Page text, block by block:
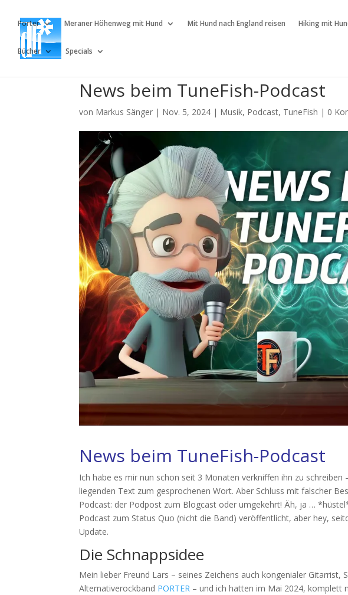
Porter Meraner Höhenweg mit Hund Mit Hund nach England reisen Hiking mit
Bücher Specials
News beim TuneFish-Podcast
von Markus Sänger | Nov. 5, 2024 | Musik, Podcast, TuneFish | 0
News beim TuneFish-Podcast
Ich habe es mir nun schon seit 3 Monaten verkniffen ihn zu
liegenden Text zum gesprochenen Wort. Aber Schluss mit falscher
Podcast: der Podpost zum Blogcast oder umgekehrt! Äh, ja …
Podcast zum Status Quo (nicht die Band) veröffentlicht, aber hey,
Update.
Die Schnappsidee
Mein lieber Freund Lars – seines Zeichens auch kongenialer
Alternativerockband PORTER – und ich hatten im Mai 2024, komplett